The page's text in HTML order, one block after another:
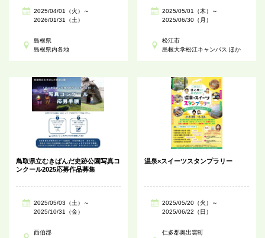
2025/04/01（火）～
2026/01/31（土）
島根県
島根県内各地
2025/05/01（木）～
2025/06/30（月）
松江市
島根大学松江キャンパス ほか
鳥取県立むきばんだ史跡公園写真コ
ンクール2025応募作品募集
2025/05/03（土）～
2025/10/31（金）
西伯郡
温泉×スイーツスタンプラリー
2025/05/20（火）～
2025/06/22（日）
仁多郡奥出雲町